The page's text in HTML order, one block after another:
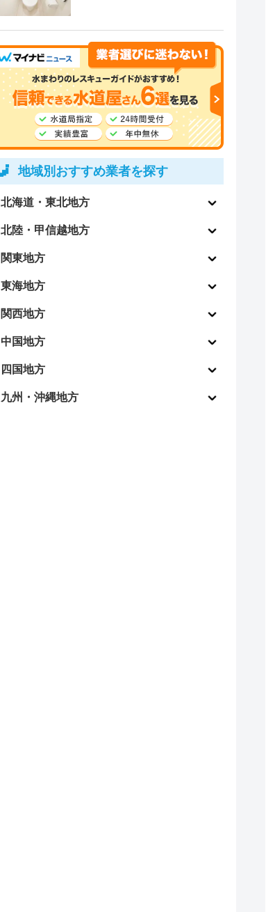
4.1
（198件）
ー
（50件）
ー
地域別おすすめ業者を探す
北海道・東北地方
北陸・甲信越地方
関東地方
東海地方
関西地方
中国地方
四国地方
九州・沖縄地方